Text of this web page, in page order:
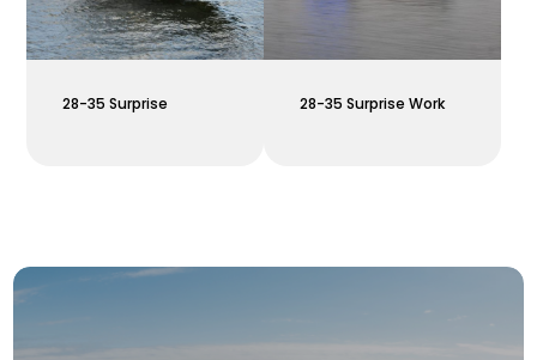
28-35 Surprise 28-35 Surprise Work